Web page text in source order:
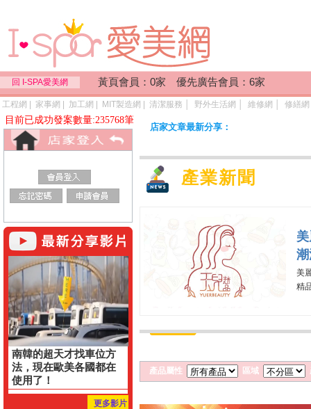
回 I-SPA愛美網 黃頁會員：0家 優先廣告會員：6家
工程網 家事網 加工網 MIT製造網 清潔服務 野外生活網 維修網 修繕網
目前已成功發案數量:235768筆
南韓的超天才找車位方
法，現在歐美各國都在
使用了！
更多影片
店家文章最新分享：
產業新聞
美
精
產品屬性 區域